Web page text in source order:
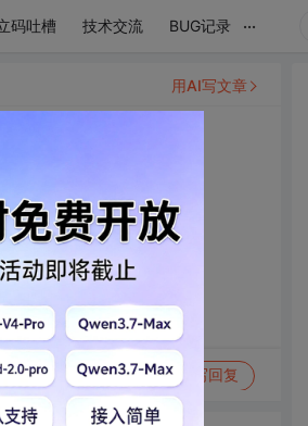
码吐槽 技术交流 BUG记录 ...
写回复
用AI写文章